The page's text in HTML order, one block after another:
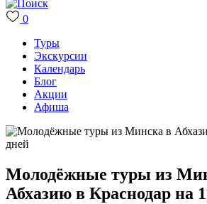
0
Туры
Экскурсии
Календарь
Блог
Акции
Афиша
Молодёжные туры из
Абхазию в Краснодар на